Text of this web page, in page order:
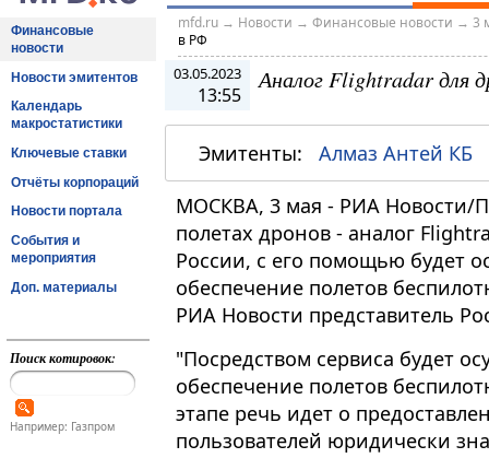
Финансовые
новости
Новости эмитентов
Календарь
макростатистики
Ключевые ставки
Отчёты корпораций
Новости портала
События и
мероприятия
Доп. материалы
Поиск котировок:
Например: Газпром
mfd.ru→ Новости → Финансовые новости → 3
в РФ
03.05.2023
13:55
Аналог Flightradar для
Эмитенты: Алмаз Антей КБ
МОСКВА, 3 мая - РИА Новости/
полетах дронов - аналог
России, с его помощью будет
обеспечение полетов
РИА Новости представитель
"Посредством сервиса будет
обеспечение полетов
этапе речь идет о
пользователей юридически